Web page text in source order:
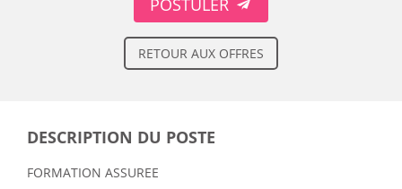
RETOUR AUX OFFRES
DESCRIPTION DU POSTE
FORMATION ASSUREE